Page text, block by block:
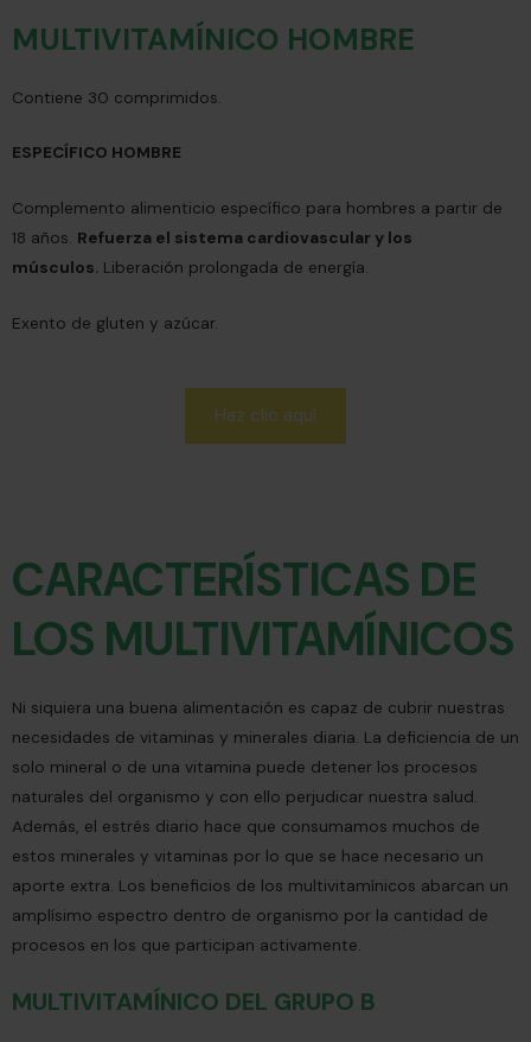
MULTIVITAMÍNICO HOMBRE
Contiene 30 comprimidos.
ESPECÍFICO HOMBRE
Complemento alimenticio específico para hombres a partir de
18 años. Refuerza el sistema cardiovascular y los
músculos. Liberación prolongada de energía.
Exento de gluten y azúcar.
Haz clic aquí
CARACTERÍSTICAS DE
LOS MULTIVITAMÍNICOS
Ni siquiera una buena alimentación es capaz de cubrir nuestras
necesidades de vitaminas y minerales diaria. La deficiencia de un
solo mineral o de una vitamina puede detener los procesos
naturales del organismo y con ello perjudicar nuestra salud.
Además, el estrés diario hace que consumamos muchos de
estos minerales y vitaminas por lo que se hace necesario un
aporte extra. Los beneficios de los multivitamínicos abarcan un
amplísimo espectro dentro de organismo por la cantidad de
procesos en los que participan activamente.
MULTIVITAMÍNICO DEL GRUPO B